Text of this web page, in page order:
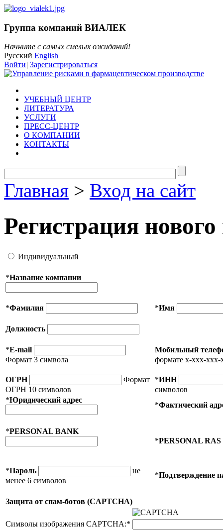
Группа компаний ВИАЛЕК
Начните с самых смелых ожиданий!
Русский English
Войти| Зарегистрироваться
УЧЕБНЫЙ ЦЕНТР
ЛИТЕРАТУРА
УСЛУГИ
ПРЕСС-ЦЕНТР
О КОМПАНИИ
КОНТАКТЫ
Главная > Вход на сайт
Регистрация нового
Индивидуальный
*Название компании
*Фамилия *Имя
Должность
*E-mail
Формат 3 символа
Мобильный
формате x-xxx-xxx-
ОГРН
Формат
ОГРН 10 символов
*ИНН
символов
*Юридический адрес
*Фактический
*PERSONAL BANK
*PERSONAL RAS
*Пароль
не
менее 6 символов
*Подтверждение
Защита от спам-ботов (CAPTCHA)
Символы изображения CAPTCHA:*